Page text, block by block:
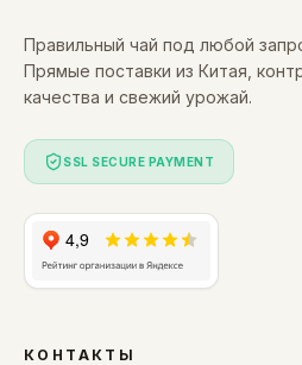
Правильный чай под любой
Прямые поставки из Китая,
качества и свежий урожай.
SSL SECURE PAYMENT
КОНТАКТЫ